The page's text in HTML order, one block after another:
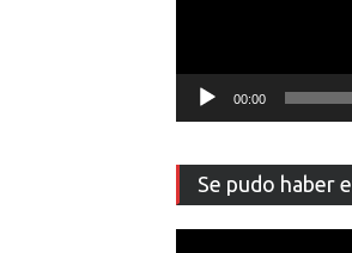
00:00
Se pudo haber